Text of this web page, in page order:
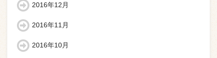
2016年12月
2016年11月
2016年10月